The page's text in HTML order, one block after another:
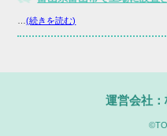
…(続きを読む)
運営会社